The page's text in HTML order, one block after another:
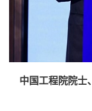
中国工程院院士